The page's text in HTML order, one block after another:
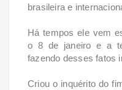
brasileira e
Há tempos ele vem
o 8 de janeiro e a
fazendo desses fatos
Criou o inquérito do